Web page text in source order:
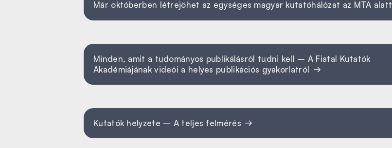
Már októberben létrejöhet az egységes magyar kutatóhálózat az MTA alatt
Minden, amit a tudományos publikálásról tudni kell – A Fiatal Kutatók
Akadémiájának videói a helyes publikációs gyakorlatról
Kutatók helyzete – A teljes felmérés